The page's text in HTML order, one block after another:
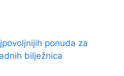
ponuda za
bilježnica